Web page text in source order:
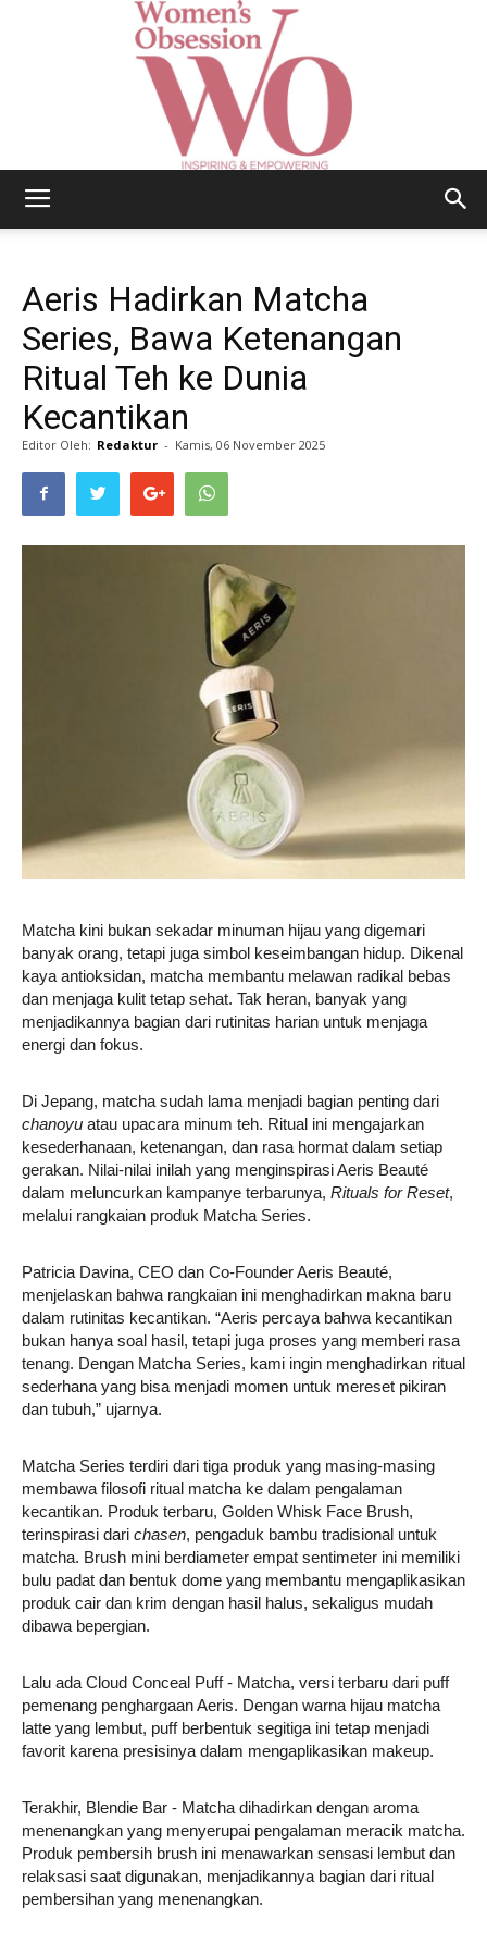
Obsession
Career
Style
Aeris Hadirkan Matcha
Series, Bawa Ketenangan
Ritual Teh ke Dunia
Kecantikan
Editor Oleh: Redaktur - Kamis, 06 November 2025
Matcha kini bukan sekadar minuman hijau yang digemari
banyak orang, tetapi juga simbol keseimbangan hidup. Dikenal
kaya antioksidan, matcha membantu melawan radikal bebas
dan menjaga kulit tetap sehat. Tak heran, banyak yang
menjadikannya bagian dari rutinitas harian untuk menjaga
energi dan fokus.
Di Jepang, matcha sudah lama menjadi bagian penting dari
chanoyu atau upacara minum teh. Ritual ini mengajarkan
kesederhanaan, ketenangan, dan rasa hormat dalam setiap
gerakan. Nilai-nilai inilah yang menginspirasi Aeris Beauté
dalam meluncurkan kampanye terbarunya, Rituals for Reset,
melalui rangkaian produk Matcha Series.
Patricia Davina, CEO dan Co-Founder Aeris Beauté,
menjelaskan bahwa rangkaian ini menghadirkan makna baru
dalam rutinitas kecantikan. “Aeris percaya bahwa kecantikan
bukan hanya soal hasil, tetapi juga proses yang memberi rasa
tenang. Dengan Matcha Series, kami ingin menghadirkan ritual
sederhana yang bisa menjadi momen untuk mereset pikiran
dan tubuh,” ujarnya.
Matcha Series terdiri dari tiga produk yang masing-masing
membawa filosofi ritual matcha ke dalam pengalaman
kecantikan. Produk terbaru, Golden Whisk Face Brush,
terinspirasi dari chasen, pengaduk bambu tradisional untuk
matcha. Brush mini berdiameter empat sentimeter ini memiliki
bulu padat dan bentuk dome yang membantu mengaplikasikan
produk cair dan krim dengan hasil halus, sekaligus mudah
dibawa bepergian.
Lalu ada Cloud Conceal Puff - Matcha, versi terbaru dari puff
pemenang penghargaan Aeris. Dengan warna hijau matcha
latte yang lembut, puff berbentuk segitiga ini tetap menjadi
favorit karena presisinya dalam mengaplikasikan makeup.
Terakhir, Blendie Bar - Matcha dihadirkan dengan aroma
menenangkan yang menyerupai pengalaman meracik matcha.
Produk pembersih brush ini menawarkan sensasi lembut dan
relaksasi saat digunakan, menjadikannya bagian dari ritual
pembersihan yang menenangkan.